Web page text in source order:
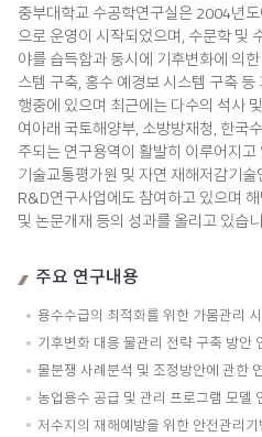
중부대학교 수공학연구실은 2004년
으로 운영이 시작되었으며, 수문학 및
야를 습득함과 동시에 기후변화에 의
스템 구축, 홍수 예경보 시스템 구축
행중에 있으며 최근에는 다수의 석사
여아래 국토해양부, 소방방재청, 한국
주되는 연구용역이 활발히 이루어지
기술교통평가원 및 자연 재해저감기
R&D연구사업에도 참여하고 있으며
및 논문개재 등의 성과를 올리고 있습
주요 연구내용
용수수급의 최적화를 위한 가뭄관리
기후변화 대응 물관리 전략 구축 방안
물분쟁 사례분석 및 조정방안에 관한
농업용수 공급 및 관리 프로그램 모델
저수지의 재해예방을 위한 안전관리